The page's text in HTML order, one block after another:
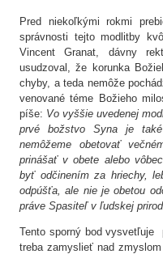
Pred niekoľkými rokmi
správnosti tejto modlitby
Vincent Granat, dávny
usudzoval, že korunka
chyby, a teda nemôže
venované téme Božieho
píše: Vo vyššie uvedenej
prvé božstvo Syna je
nemôžeme obetovať
prinášať v obete alebo
byť odčinením za hriechy,
odpúšťa, ale nie je obetou
práve Spasiteľ v ľudskej
Tento sporný bod vysvetľuje
treba zamyslieť nad